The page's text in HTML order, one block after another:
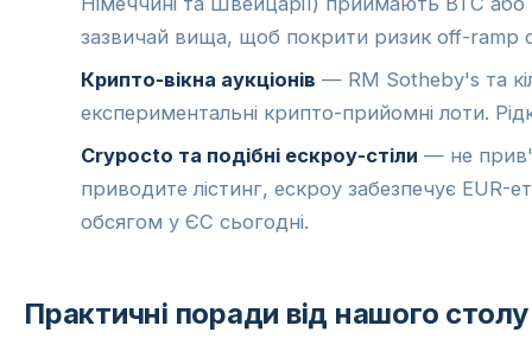
зазвичай вища, щоб покрити ризик off-ramp
Крипто-вікна аукціонів — RM Sotheby's та
експериментальні крипто-прийомні лоти.
Crypocto та подібні ескроу-стіли — не
приводите лістинг, ескроу забезпечує EUR-
обсягом у ЄС сьогодні.
Практичні поради від нашого столу